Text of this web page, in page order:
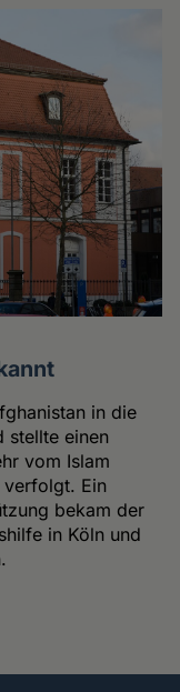
in die
stellte einen
vom Islam
verfolgt. Ein
bekam der
in Köln und